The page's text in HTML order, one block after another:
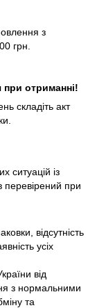
з
грн.
при отриманні!
складіть акт
ситуацій із
при
відсутність
усіх
від
з нормальними
та